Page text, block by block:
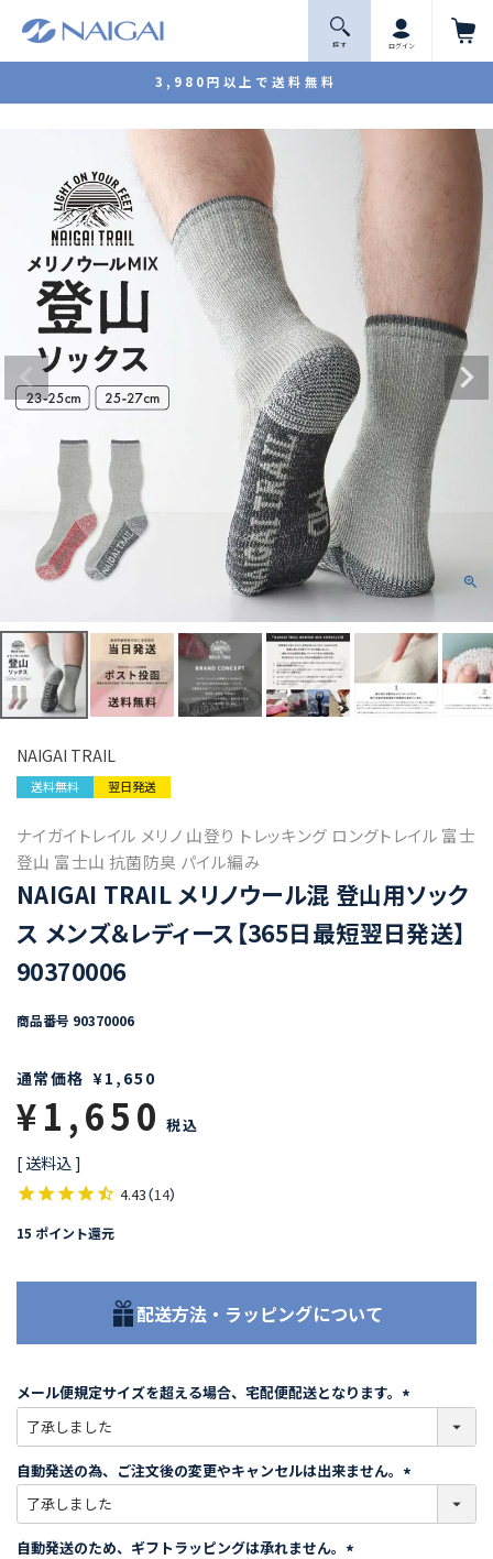
3,980円以上で送料無料
探 す ログイン
NAIGAI TRAIL
送料無料 翌日発送
ナイガイトレイル メリノ 山登り トレッキング ロングトレイル 富士
登山 富士山 抗菌防臭 パイル編み
NAIGAI TRAIL メリノウール混 登山用ソック
ス メンズ＆レディース【365日最短翌日発送】
90370006
商品番号 90370006
通常価格 ¥1,650
¥1,650 税込
送料込
4.43（14）
15 ポイント還元
配送方法・ラッピングについて
メール便規定サイズを超える場合、宅配便配送となります。
必
)
自動発送の為、ご注文後の変更やキャンセルは出来ません。
必
自動発送のため、ギフトラッピングは承れません。